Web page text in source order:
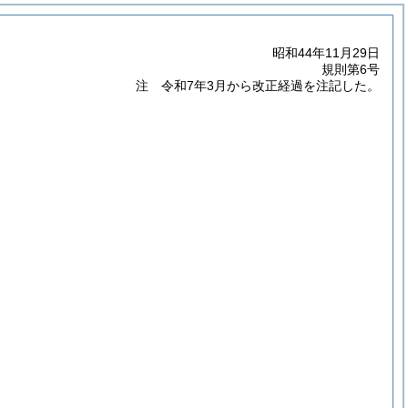
昭和44年11月29日
規則第6号
注 令和7年3月から改正経過を注記した。